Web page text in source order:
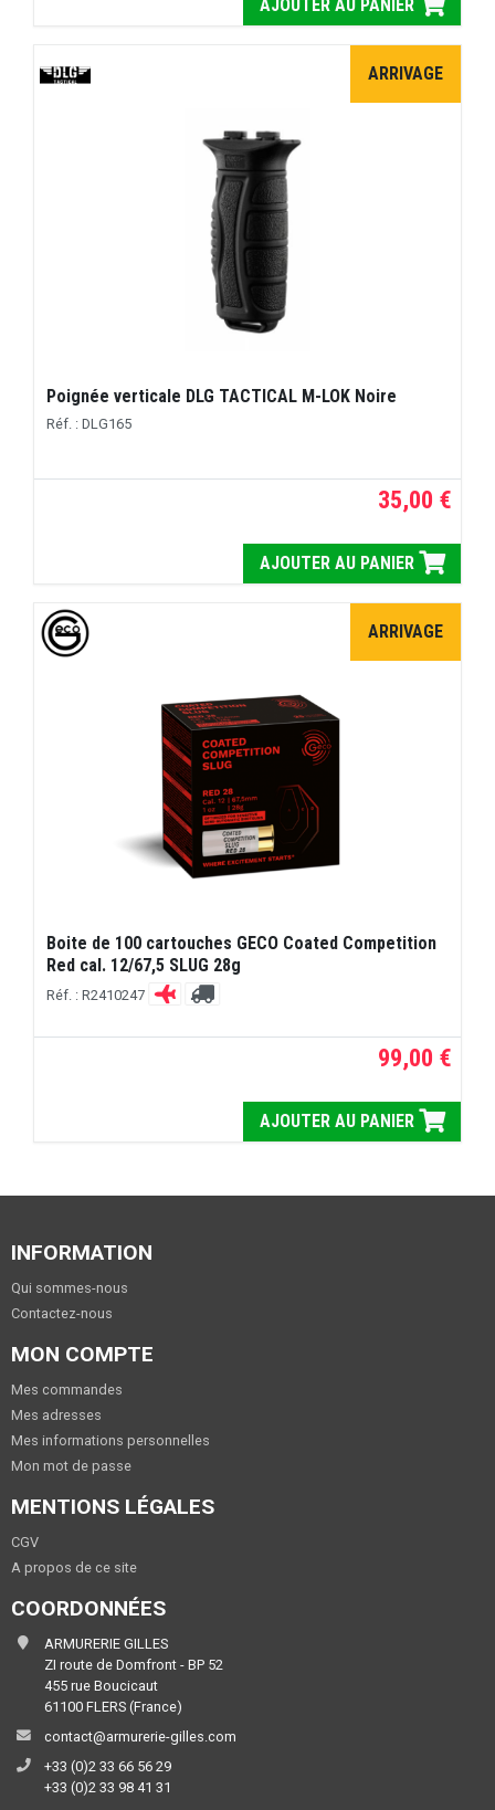
AJOUTER AU PANIER
ARRIVAGE
Poignée verticale DLG TACTICAL M-LOK Noire
Réf. : DLG165
35,00 €
AJOUTER AU PANIER
ARRIVAGE
Boite de 100 cartouches GECO Coated Competition
Red cal. 12/67,5 SLUG 28g
Réf. : R2410247
99,00 €
AJOUTER AU PANIER
INFORMATION
Qui sommes-nous
Contactez-nous
MON COMPTE
Mes commandes
Mes adresses
Mes informations personnelles
Mon mot de passe
MENTIONS LÉGALES
CGV
A propos de ce site
COORDONNÉES
ARMURERIE GILLES
ZI route de Domfront - BP 52
455 rue Boucicaut
61100 FLERS (France)
contact@armurerie-gilles.com
+33 (0)2 33 66 56 29
+33 (0)2 33 98 41 31